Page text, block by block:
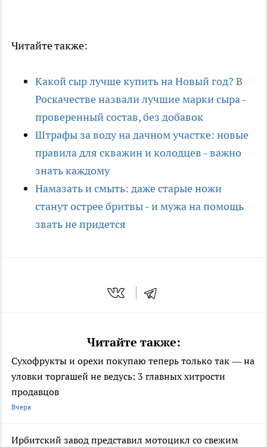
Читайте также:
Какой сыр лучше купить на Новый год? В
Роскачестве назвали лучшие марки сыра -
проверенный состав, без добавок
Штрафы за воду на дачном участке: новые
правила для скважин и колодцев - важно
знать каждому
Намазать и смыть: даже старые ножи
станут острее бритвы - и мужа на помощь
звать не придется
Читайте также:
Сухофрукты и орехи покупаю теперь только так — на
уловки торгашей не ведусь: 3 главных хитрости
продавцов
Вчера
Ирбитский завод представил мотоцикл со свежим